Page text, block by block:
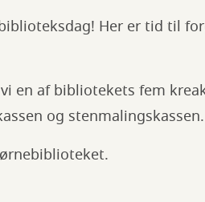
Her er tid til
en af bibliotekets fem
og stenmalingskassen.